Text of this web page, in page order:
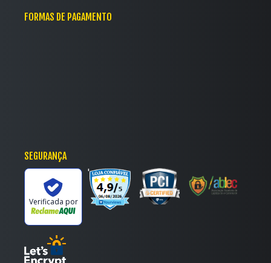
FORMAS DE PAGAMENTO
SEGURANÇA
Verificada por
'